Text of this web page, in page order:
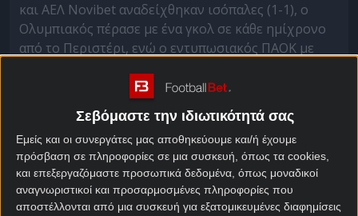
Σεβόμαστε την ιδιωτικότητά σας
Εμείς και οι συνεργάτες μας αποθηκεύουμε και/ή έχουμε
πρόσβαση σε πληροφορίες σε μια συσκευή, όπως τα cookies,
και επεξεργαζόμαστε προσωπικά δεδομένα, όπως μοναδικοί
αναγνωριστικοί και προσαρμοσμένες πληροφορίες που
αποστέλλονται από μια συσκευή για εξατομικευμένες διαφημίσεις
και ΑΕΛ Novibet αναδείχθηκαν ισόπαλες (1-1), ο
Ολυμπιακός πέρασε με ένα γκολ σε κάθε ημίχρονο
από το Περιστέρι, ενώ ο εντυπωσιακός ΠΑΟΚ με
στοίχημα σήμερα έχουμε το πρώτο ντέρμπι της
χρονιάς, στο οποίο η ΑΕΚ, που βρισκόταν στην
κορυφή τηςβαθμολογίας Σούπερ Λιγκπριν το
ξεκίνημα της 16ης αγωνιστικής, θα δοκιμαστεί στο
«Κλ.Βικελίδης» απέναντι στον Άρη.